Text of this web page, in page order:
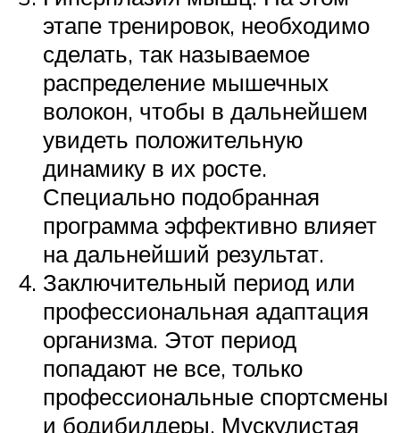
этапе тренировок, необходимо
сделать, так называемое
распределение мышечных
волокон, чтобы в дальнейшем
увидеть положительную
динамику в их росте.
Специально подобранная
программа эффективно влияет
на дальнейший результат.
Заключительный период или
профессиональная адаптация
организма. Этот период
попадают не все, только
профессиональные спортсмены
и бодибилдеры. Мускулистая